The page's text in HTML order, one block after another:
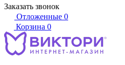
Заказать звонок
Отложенные 0
Корзина 0